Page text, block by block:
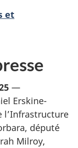
et
—
Erskine-
l’Infrastructure
député
Milroy,